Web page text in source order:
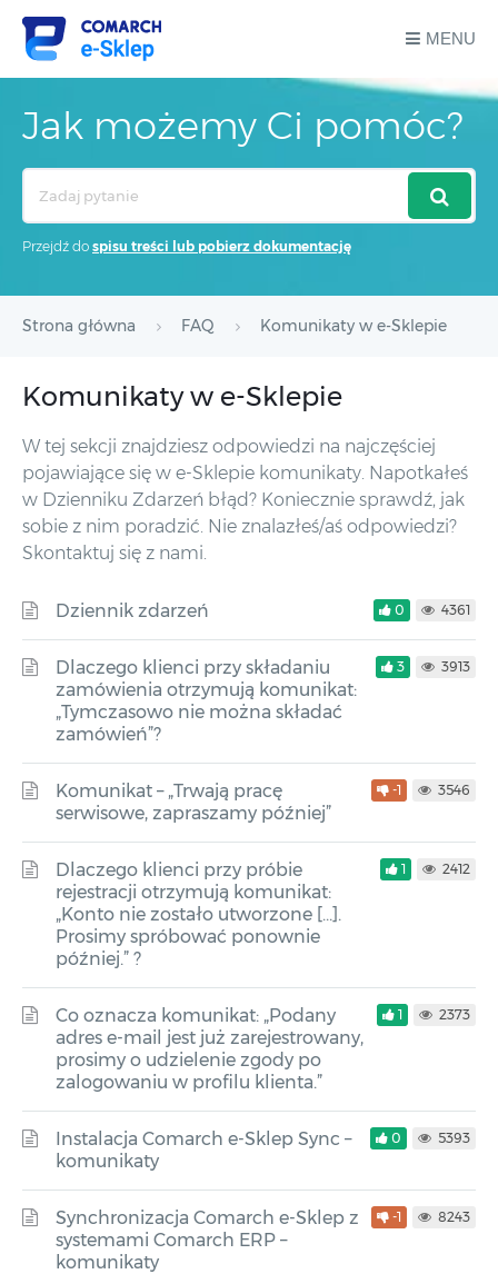
MENU
Jak możemy Ci pomóc?
Przejdź do spisu treści lub pobierz dokumentację
Strona główna FAQ Komunikaty w e-Sklepie
Komunikaty w e-Sklepie
W tej sekcji znajdziesz odpowiedzi na najczęściej
pojawiające się w e-Sklepie komunikaty. Napotkałeś
w Dzienniku Zdarzeń błąd? Koniecznie sprawdź, jak
sobie z nim poradzić. Nie znalazłeś/aś odpowiedzi?
Skontaktuj się z nami.
Dziennik zdarzeń 0 4361
Dlaczego klienci przy składaniu
zamówienia otrzymują komunikat:
„Tymczasowo nie można składać
zamówień”?
3 3913
Komunikat – „Trwają pracę
serwisowe, zapraszamy później”
-1 3546
Dlaczego klienci przy próbie
rejestracji otrzymują komunikat:
„Konto nie zostało utworzone […].
Prosimy spróbować ponownie
później.” ?
1 2412
Co oznacza komunikat: „Podany
adres e-mail jest już zarejestrowany,
prosimy o udzielenie zgody po
zalogowaniu w profilu klienta.”
1 2373
Instalacja Comarch e-Sklep Sync –
komunikaty
0 5393
Synchronizacja Comarch e-Sklep z
systemami Comarch ERP –
komunikaty
-1 8243